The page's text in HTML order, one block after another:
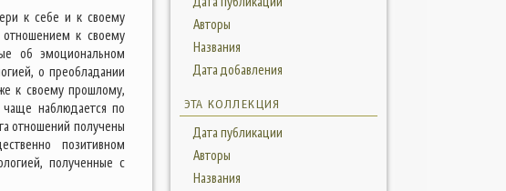
к себе и к своему
отношением к своему
об эмоциональном
о преобладании
к своему прошлому,
наблюдается по
отношений получены
позитивном
полученные с
Авторы
Названия
Дата добавления
ЭТА КОЛЛЕКЦИЯ
Дата публикации
Авторы
Названия